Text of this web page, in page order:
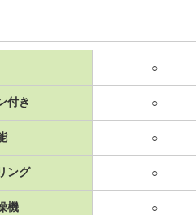
○
付き ○
○
ング ○
機 ○